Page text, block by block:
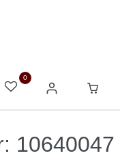
0
10640047